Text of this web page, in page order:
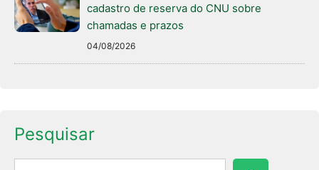
cadastro de reserva do CNU sobre
chamadas e prazos
04/08/2026
Pesquisar